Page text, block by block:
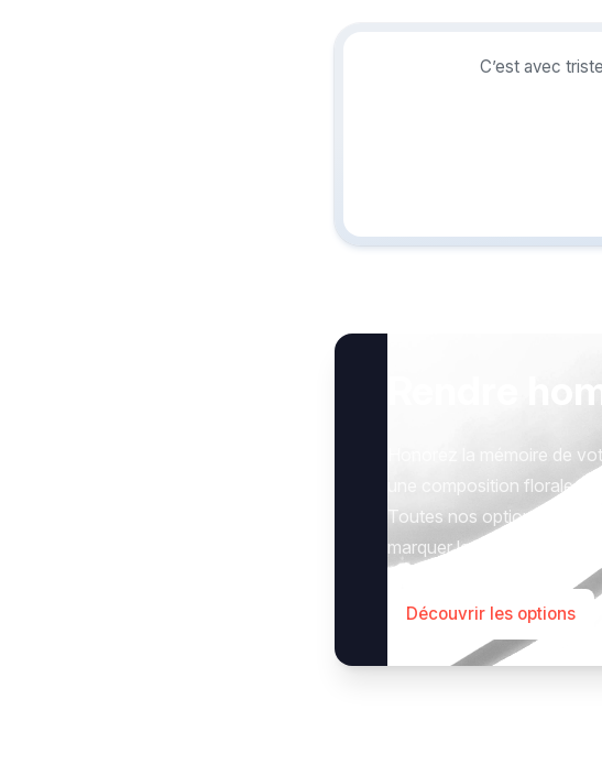
C’est avec
Rendre
Honorez la mémoire de
une composition florale,
Toutes nos options sont
marquer le geste qui
Découvrir les options